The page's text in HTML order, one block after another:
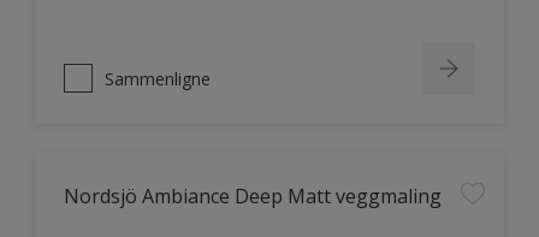
Sammenligne
Nordsjö Ambiance Deep Matt veggmaling